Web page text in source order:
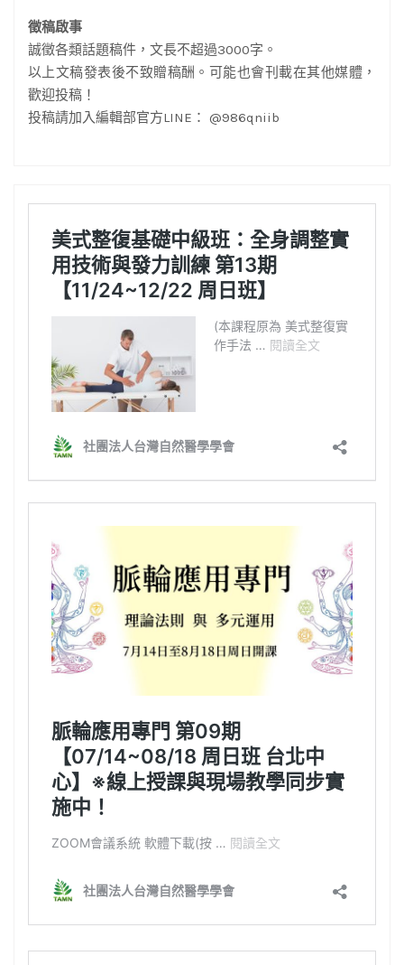
徵稿啟事
誠徵各類話題稿件，文長不超過3000字。
以上文稿發表後不致贈稿酬。可能也會刊載在其他媒體，
歡迎投稿！
投稿請加入編輯部官方LINE： @986qniib